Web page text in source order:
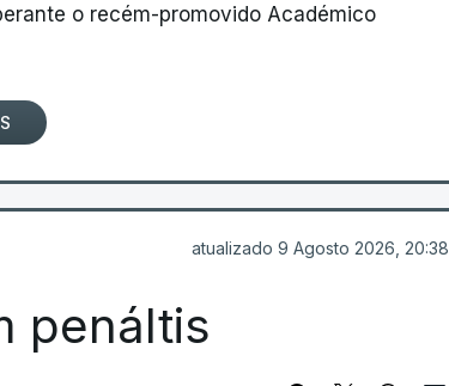
o recém-promovido Académico
atualizado 9 Agosto 2026, 20:38
penáltis